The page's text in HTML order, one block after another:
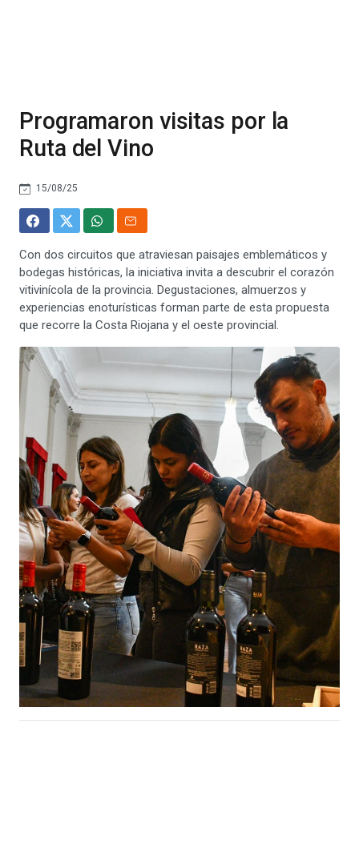
Programaron visitas por la
Ruta del Vino
15/08/25
Con dos circuitos que atraviesan paisajes emblemáticos y
bodegas históricas, la iniciativa invita a descubrir el corazón
vitivinícola de la provincia. Degustaciones, almuerzos y
experiencias enoturísticas forman parte de esta propuesta
que recorre la Costa Riojana y el oeste provincial.